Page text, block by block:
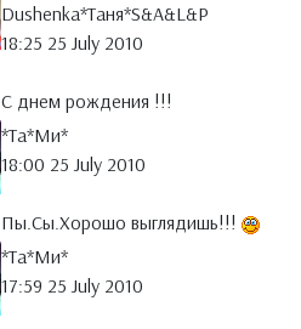
Dushenka*Таня*S&A&L&P
18:25 25 July 2010
С днем рождения !!!
*Тa*Ми*
18:00 25 July 2010
Пы.Сы.Хорошо выглядишь!!!
*Тa*Ми*
17:59 25 July 2010